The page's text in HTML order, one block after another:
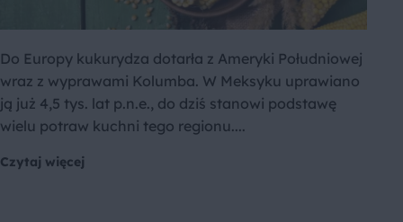
Do Europy kukurydza dotarła z Ameryki Południowej
wraz z wyprawami Kolumba. W Meksyku uprawiano
ją już 4,5 tys. lat p.n.e., do dziś stanowi podstawę
wielu potraw kuchni tego regionu....
Czytaj więcej